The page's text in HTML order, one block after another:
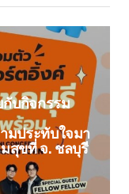
กับกิจกรรม
มประทับใจมา
สุขที่ จ. ชลบุรี